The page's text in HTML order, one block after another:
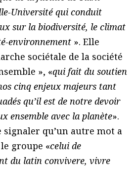
Université qui conduit
sur la biodiversité, le climat
environnement ». Elle
sociétale de la société
», «qui fait du soutien
cinq enjeux majeurs tant
qu’il est de notre devoir
ensemble avec la planète».
signaler qu’un autre mot a
groupe «celui de
du latin convivere, vivre